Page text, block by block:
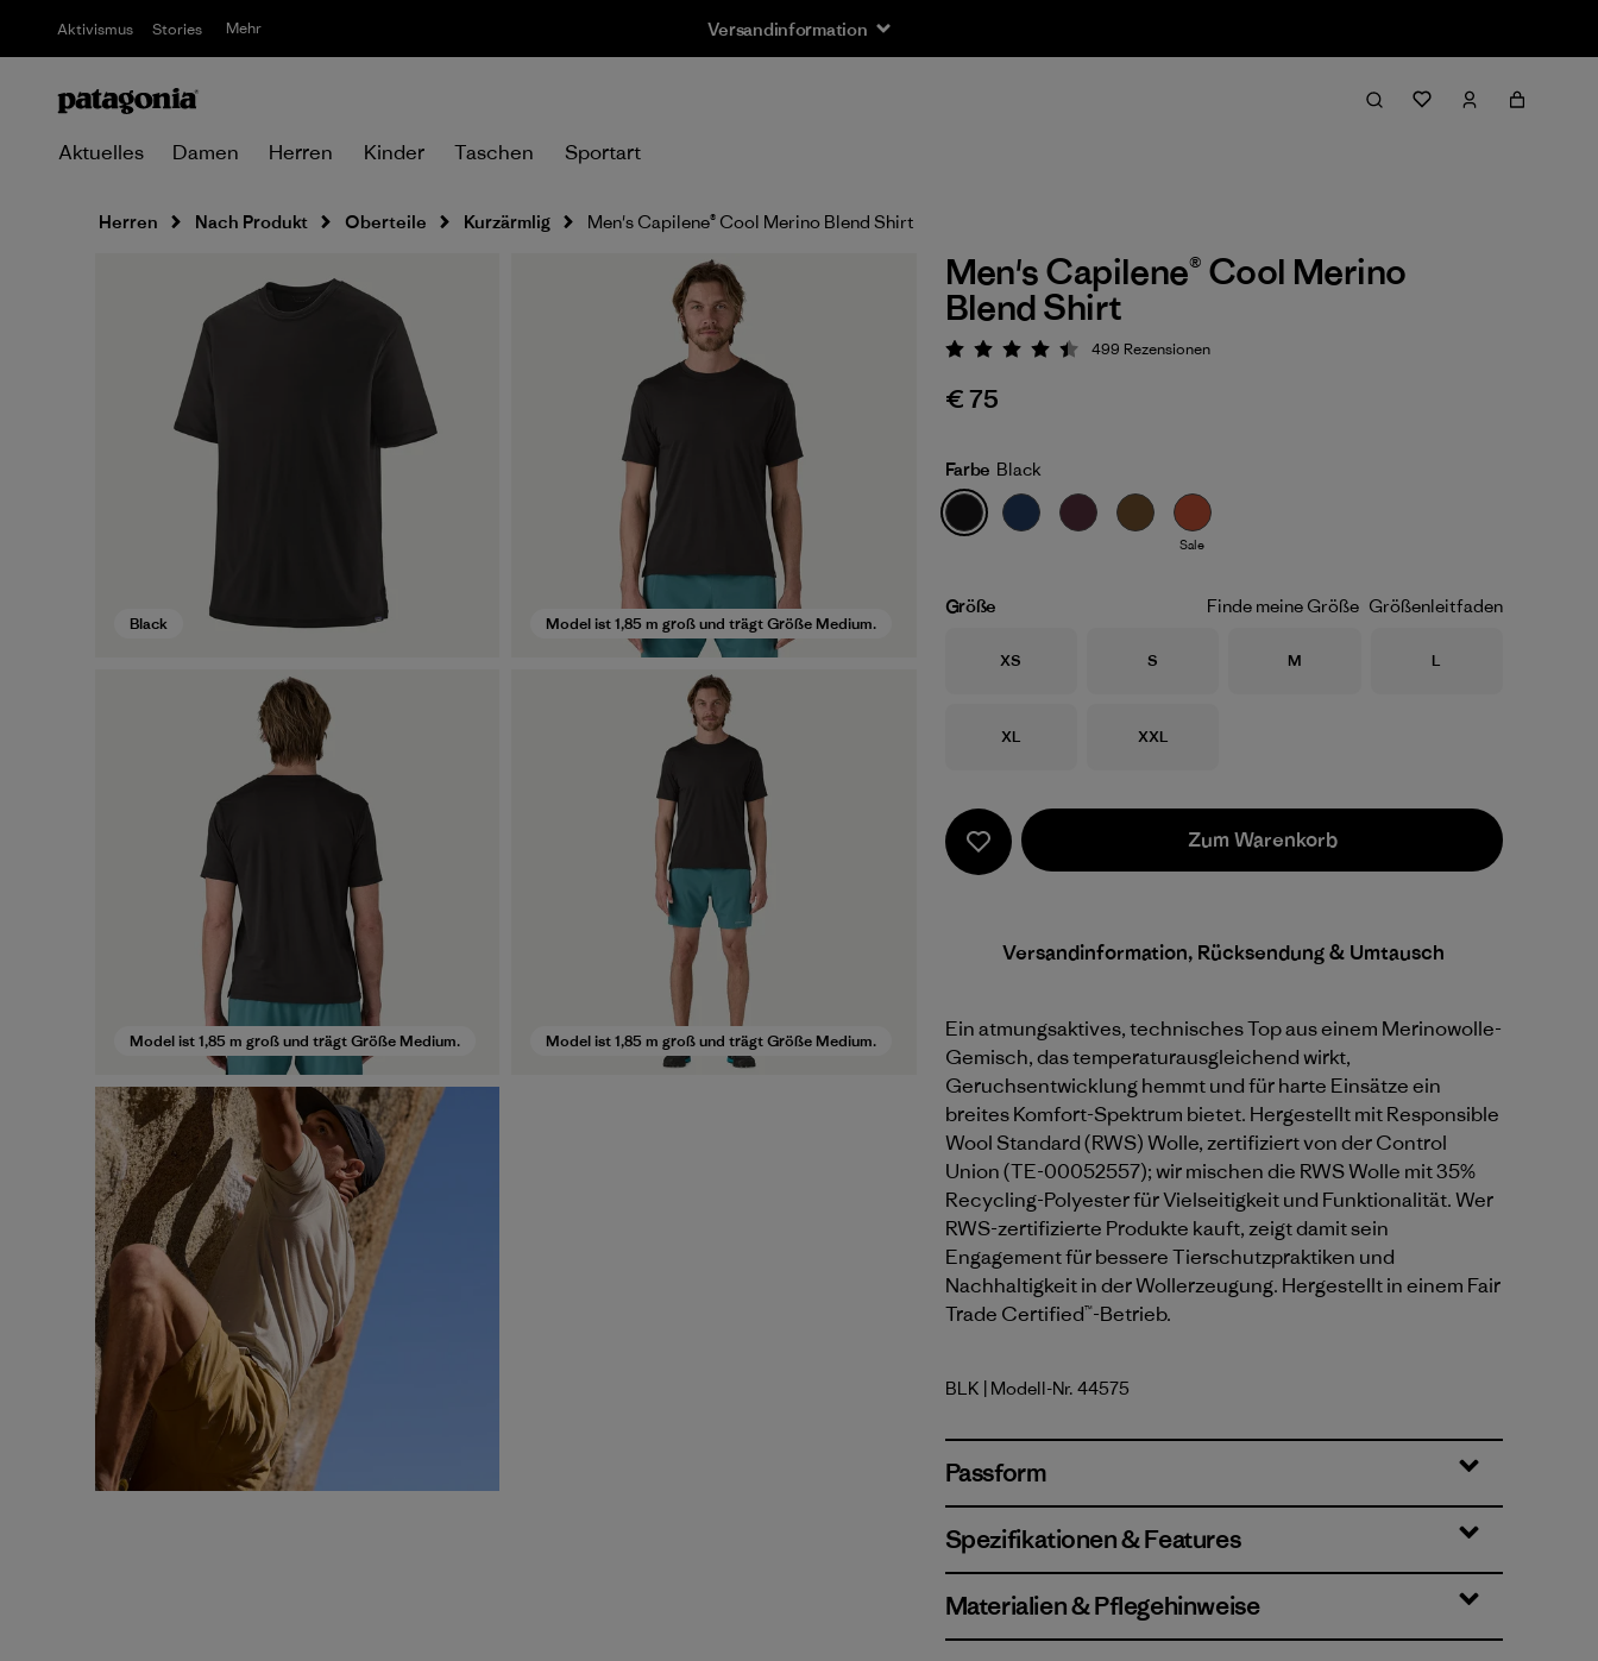
Aktivismus Stories Mehr Versandinformation
Aktuelles Damen Herren Kinder Taschen Sportart
Herren Nach Produkt Oberteile Kurzärmlig Men's Capilene® Cool Merino Blend Shirt
Black Model ist 1,85 m groß und trägt Größe Medium.
Model ist 1,85 m groß und trägt Größe Medium. Model ist 1,85 m groß und trägt Größe Medium.
Men's Capilene® Cool Merino
Blend Shirt
Bewertung: 4.5 / 5
499 Rezensionen
€ 75
Farbe Black
Sale
Größe Finde meine Größe Größenleitfaden
Größe
XS Größe
S Größe
M Größe
L
Größe
XL Größe
XXL
Zum Warenkorb
Versandinformation, Rücksendung & Umtausch
Ein atmungsaktives, technisches Top aus einem Merinowolle-
Gemisch, das temperaturausgleichend wirkt,
Geruchsentwicklung hemmt und für harte Einsätze ein
breites Komfort-Spektrum bietet. Hergestellt mit Responsible
Wool Standard (RWS) Wolle, zertifiziert von der Control
Union (TE-00052557); wir mischen die RWS Wolle mit 35%
Recycling-Polyester für Vielseitigkeit und Funktionalität. Wer
RWS-zertifizierte Produkte kauft, zeigt damit sein
Engagement für bessere Tierschutzpraktiken und
Nachhaltigkeit in der Wollerzeugung. Hergestellt in einem Fair
Trade Certified™-Betrieb.
Black
BLK | Modell-Nr. 44575
Passform
Spezifikationen & Features
Materialien & Pflegehinweise